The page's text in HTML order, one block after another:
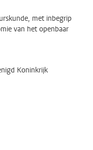
met inbegrip
van het openbaar
Koninkrijk